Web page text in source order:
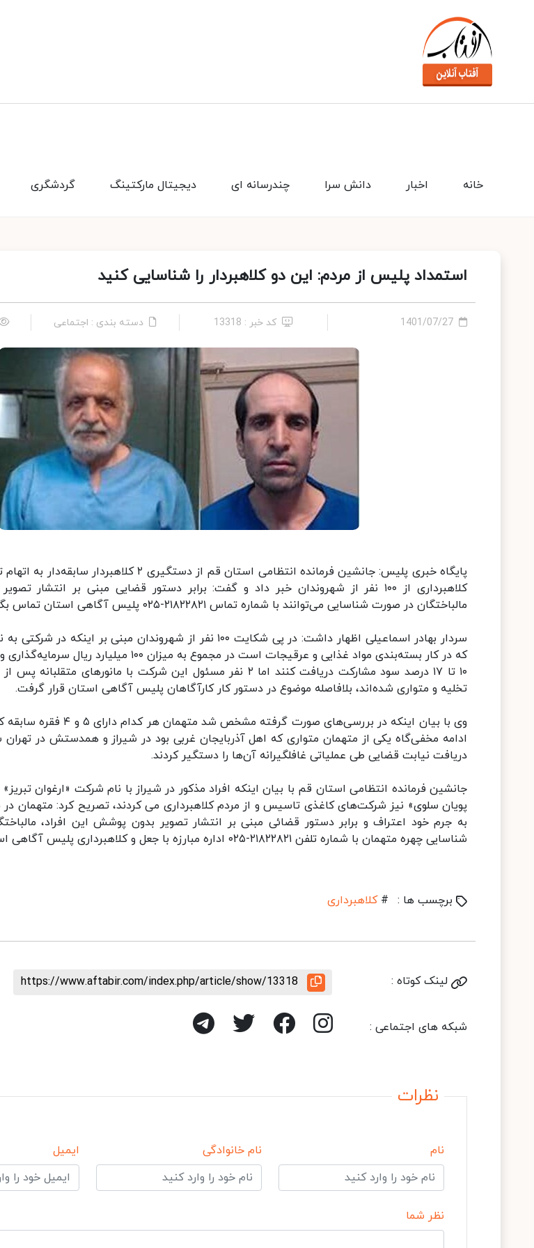
گردشگری دیجیتال مارکتینگ چندرسانه ای دانش سرا اخبار خانه
استمداد پلیس از مردم: این دو کلاهبردار را شناسایی کنید
1401/07/27 کد خبر : 13318 دسته بندی : اجتماعی
پایگاه خبری پلیس: جانشین فرمانده انتظامی استان قم از
کلاهبرداری از ۱۰۰ نفر از شهروندان خبر داد و گفت: برابر دستور قضایی مبنی بر
مالباختگان در صورت شناسایی می‌توانند با شماره تماس ۲۱۸۲۲۸۲۱-۰۲۵ پلیس آگاهی استان تماس بگیرند.
سردار بهادر اسماعیلی اظهار داشت: در پی شکایت ۱۰۰ نفر از شهروندان مبنی بر
که در کار بسته‌بندی مواد غذایی و عرقیجات است در مجموع به
۱۰ تا ۱۷ درصد سود مشارکت دریافت کنند اما ۲ نفر مسئول این شرکت با مانورهای
تخلیه و متواری شده‌اند، بلافاصله موضوع در دستور کار کارآگاهان پلیس آگاهی استان قرار گرفت.
وی با بیان اینکه در بررسی‌های صورت
ادامه مخفی‌گاه یکی از متهمان متواری که اهل آذربایجان غربی بود در شیراز و همدستش در تهران
دریافت نیابت قضایی طی عملیاتی غافلگیرانه آن‌ها را دستگیر کردند.
جانشین فرمانده انتظامی استان قم با بیان اینکه افراد مذکور در شیراز با نام شرکت «ارغوان تبریز»
پویان سلوی» نیز شرکت‌های کاغذی تاسیس و از مردم کلاهبرداری می کردند، تصریح کرد: متهمان در
به جرم خود اعتراف و برابر دستور قضائی مبنی بر انتشار تصویر بدون پوشش این افراد،
شناسایی چهره متهمان با شماره تلفن ۲۱۸۲۲۸۲۱-۰۲۵ اداره مبارزه با جعل و کلاهبرداری پلیس آگاهی استان قم تماس بگیرند.
برچسب ها : # کلاهبرداری
لینک کوتاه : https://www.aftabir.com/index.php/article/show/13318
شبکه های اجتماعی :
نظرات
نام نام خانوادگی ایمیل
نظر شما